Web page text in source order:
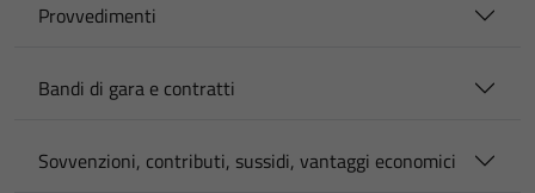
Provvedimenti
Bandi di gara e contratti
Sovvenzioni, contributi, sussidi, vantaggi economici